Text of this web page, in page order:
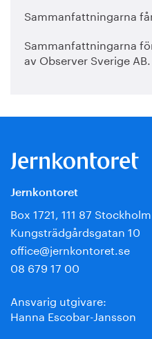
Sammanfattningarna
Sammanfattningarna
av Observer Sverige AB.
Jernkontoret
Box 1721, 111 87 Stockholm
Kungsträdgårdsgatan 10
office@jernkontoret.se
08 679 17 00
Ansvarig utgivare:
Hanna Escobar-Jansson